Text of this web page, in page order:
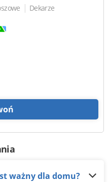
| Dekarze
ważny dla domu?